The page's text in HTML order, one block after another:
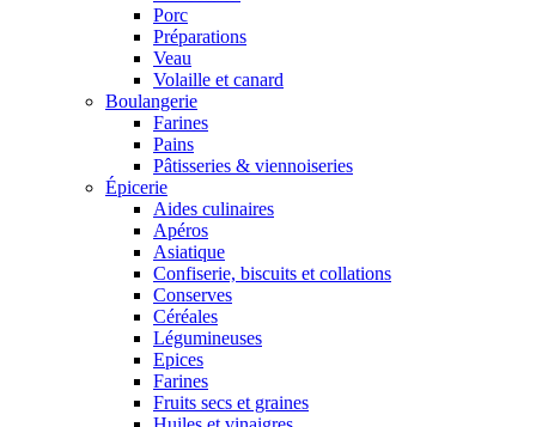
Porc
Préparations
Veau
Volaille et canard
Boulangerie
Farines
Pains
Pâtisseries & viennoiseries
Épicerie
Aides culinaires
Apéros
Asiatique
Confiserie, biscuits et collations
Conserves
Céréales
Légumineuses
Epices
Farines
Fruits secs et graines